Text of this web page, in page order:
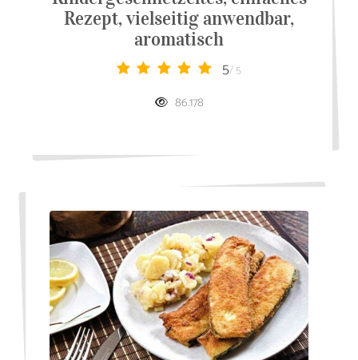
Rezept, vielseitig anwendbar,
aromatisch
5/ 5
86.178